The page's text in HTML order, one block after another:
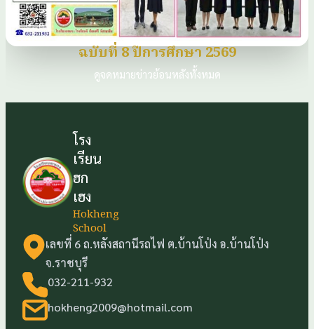
ฉบับที่ 8 ปีการศึกษา 2569
ดูจดหมายข่าวย้อนหลังทั้งหมด
โรง
เรียน
ฮก
เฮง
Hokheng
School
เลขที่ 6 ถ.หลังสถานีรถไฟ ต.บ้านโป่ง อ.บ้านโป่ง
จ.ราชบุรี
032-211-932
hokheng2009@hotmail.com